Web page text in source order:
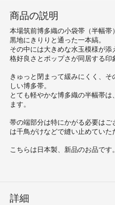
商品の説明
本場筑前博多織の小袋帯（半幅帯
黒地にきりりと通った一本縞。
その中には大きめな水玉模様が添
格好良さとポップさが同居する印
きゅっと閉まって緩みにくく、
しい博多帯。
とても軽やかな博多織の半幅帯
ます。
帯の端部分は特にかがる必要は
は千鳥がけなどで縫い止めていた
こちらは日本製、新品のお品です。
詳細